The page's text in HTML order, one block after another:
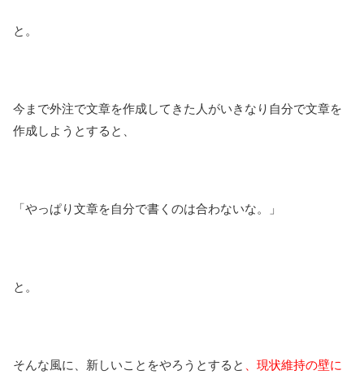
と。
今まで外注で文章を作成してきた人がいきなり自分で文章を
作成しようとすると、
「やっぱり文章を自分で書くのは合わないな。」
と。
そんな風に、新しいことをやろうとすると
、現状維持の壁に